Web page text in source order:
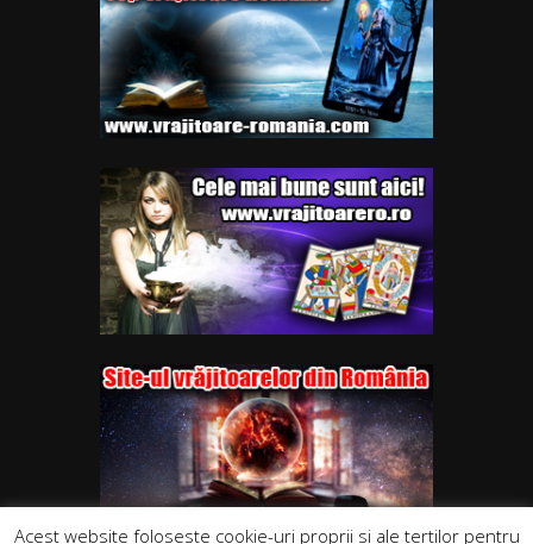
Acest website foloseste cookie-uri proprii si ale tertilor pentru